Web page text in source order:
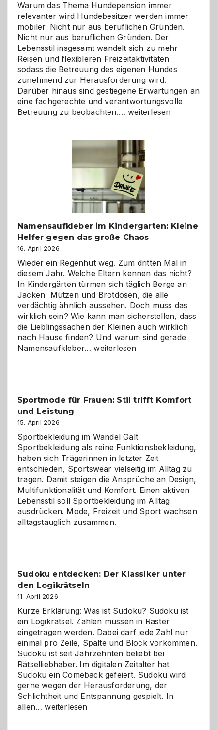
Warum das Thema Hundepension immer
relevanter wird Hundebesitzer werden immer
mobiler. Nicht nur aus beruflichen Gründen.
Nicht nur aus beruflichen Gründen. Der
Lebensstil insgesamt wandelt sich zu mehr
Reisen und flexibleren Freizeitaktivitäten,
sodass die Betreuung des eigenen Hundes
zunehmend zur Herausforderung wird.
Darüber hinaus sind gestiegene Erwartungen an
eine fachgerechte und verantwortungsvolle
Betreuung zu beobachten.…Betreuung
wann
ist
eine
Hundepension
die
richtige
weiterlesen
Namensaufkleber im Kindergarten: Kleine
Helfer gegen das große Chaos
16. April 2026
Wieder ein Regenhut weg. Zum dritten Mal in
diesem Jahr. Welche Eltern kennen das nicht?
In Kindergärten türmen sich täglich Berge an
Jacken, Mützen und Brotdosen, die alle
verdächtig ähnlich aussehen. Doch muss das
wirklich sein? Wie kann man sicherstellen, dass
die Lieblingssachen der Kleinen auch wirklich
nach Hause finden? Und warum sind gerade
Namensaufkleber…Namensaufkleber
gegen
Chaos
weiterlesen
Sportmode für Frauen: Stil trifft Komfort
und Leistung
15. April 2026
Sportbekleidung im Wandel Galt
Sportbekleidung als reine Funktionsbekleidung,
haben sich Trägerinnen in letzter Zeit
entschieden, Sportswear vielseitig im Alltag zu
tragen. Damit steigen die Ansprüche an Design,
Multifunktionalität und Komfort. Einen aktiven
Lebensstil soll Sportbekleidung im Alltag
ausdrücken. Mode, Freizeit und Sport wachsen
alltagstauglich zusammen.
Sudoku entdecken: Der Klassiker unter
den Logikrätseln
11. April 2026
Kurze Erklärung: Was ist Sudoku? Sudoku ist
ein Logikrätsel. Zahlen müssen in Raster
eingetragen werden. Dabei darf jede Zahl nur
einmal pro Zeile, Spalte und Block vorkommen.
Sudoku ist seit Jahrzehnten beliebt bei
Rätselliebhaber. Im digitalen Zeitalter hat
Sudoku ein Comeback gefeiert. Sudoku wird
gerne wegen der Herausforderung, der
Schlichtheit und Entspannung gespielt. In
allen…Sudoku
weiterlesen